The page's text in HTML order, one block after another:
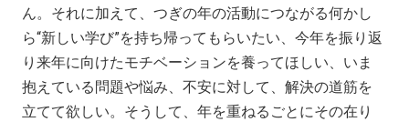
ん。それに加えて、つぎの年の活動につながる何かし
ら“新しい学び”を持ち帰ってもらいたい、今年を振り返
り来年に向けたモチベーションを養ってほしい、いま
抱えている問題や悩み、不安に対して、解決の道筋を
立てて欲しい。そうして、年を重ねるごとにその在り